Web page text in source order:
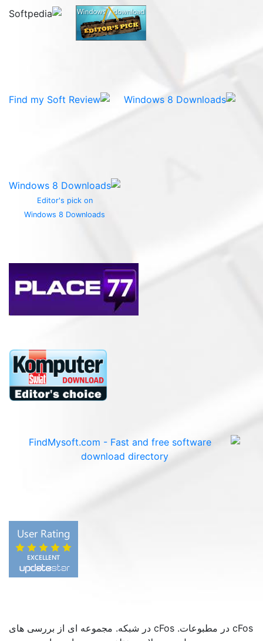
Editor's pick on
Windows 8 Downloads
cFos در مطبوعات. cFos در شبکه. مجموعه ای از بررسی های